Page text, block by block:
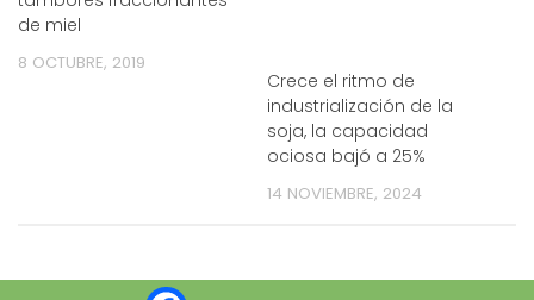
de miel
8 OCTUBRE, 2019
Crece el ritmo de
industrialización de la
soja, la capacidad
ociosa bajó a 25%
14 NOVIEMBRE, 2024